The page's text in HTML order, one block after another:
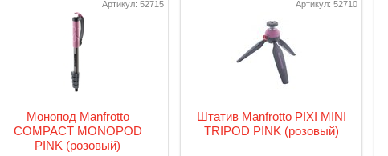
Артикул: 52715
Монопод Manfrotto
COMPACT MONOPOD
PINK (розовый)
Артикул: 52710
Штатив Manfrotto PIXI MINI
TRIPOD PINK (розовый)